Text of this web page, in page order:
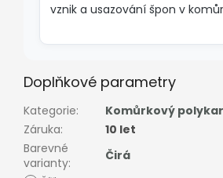
vznik a usazování špon v
Doplňkové parametry
Kategorie:
Komůrkový
Záruka:
10 let
Barevné
varianty:
Čirá